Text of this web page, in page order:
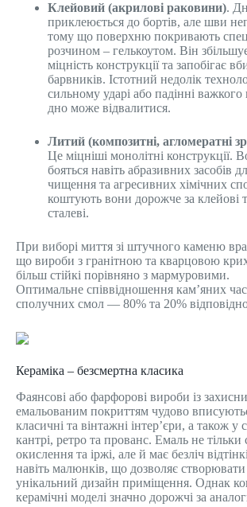
Клейовий (акрилові раковини).
приклеюється до бортів, але шви
тому що поверхню покривають
розчином – гелькоутом. Він
міцність конструкції та запобігає
барвників. Істотний недолік
сильному ударі або падінні важкого
дно може відвалитися.
Литий (композитні, агломератні
Це міцніші монолітні конструкції.
бояться навіть абразивних засобів
чищення та агресивних хімічних
коштують вони дорожче за клейові
сталеві.
При виборі миття зі штучного каменю
що вироби з гранітною та кварцовою
більш стійкі порівняно з мармуровими.
Оптимальне співвідношення кам’яних
сполучних смол — 80% та 20%
Кераміка – безсмертна класика
Фаянсові або фарфорові вироби із
емальованим покриттям чудово
класичні та вінтажні інтер’єри, а також у
кантрі, ретро та прованс. Емаль не тільки
окислення та іржі, але й має безліч
навіть малюнків, що дозволяє створювати
унікальний дизайн приміщення. Однак
керамічні моделі значно дорожчі за